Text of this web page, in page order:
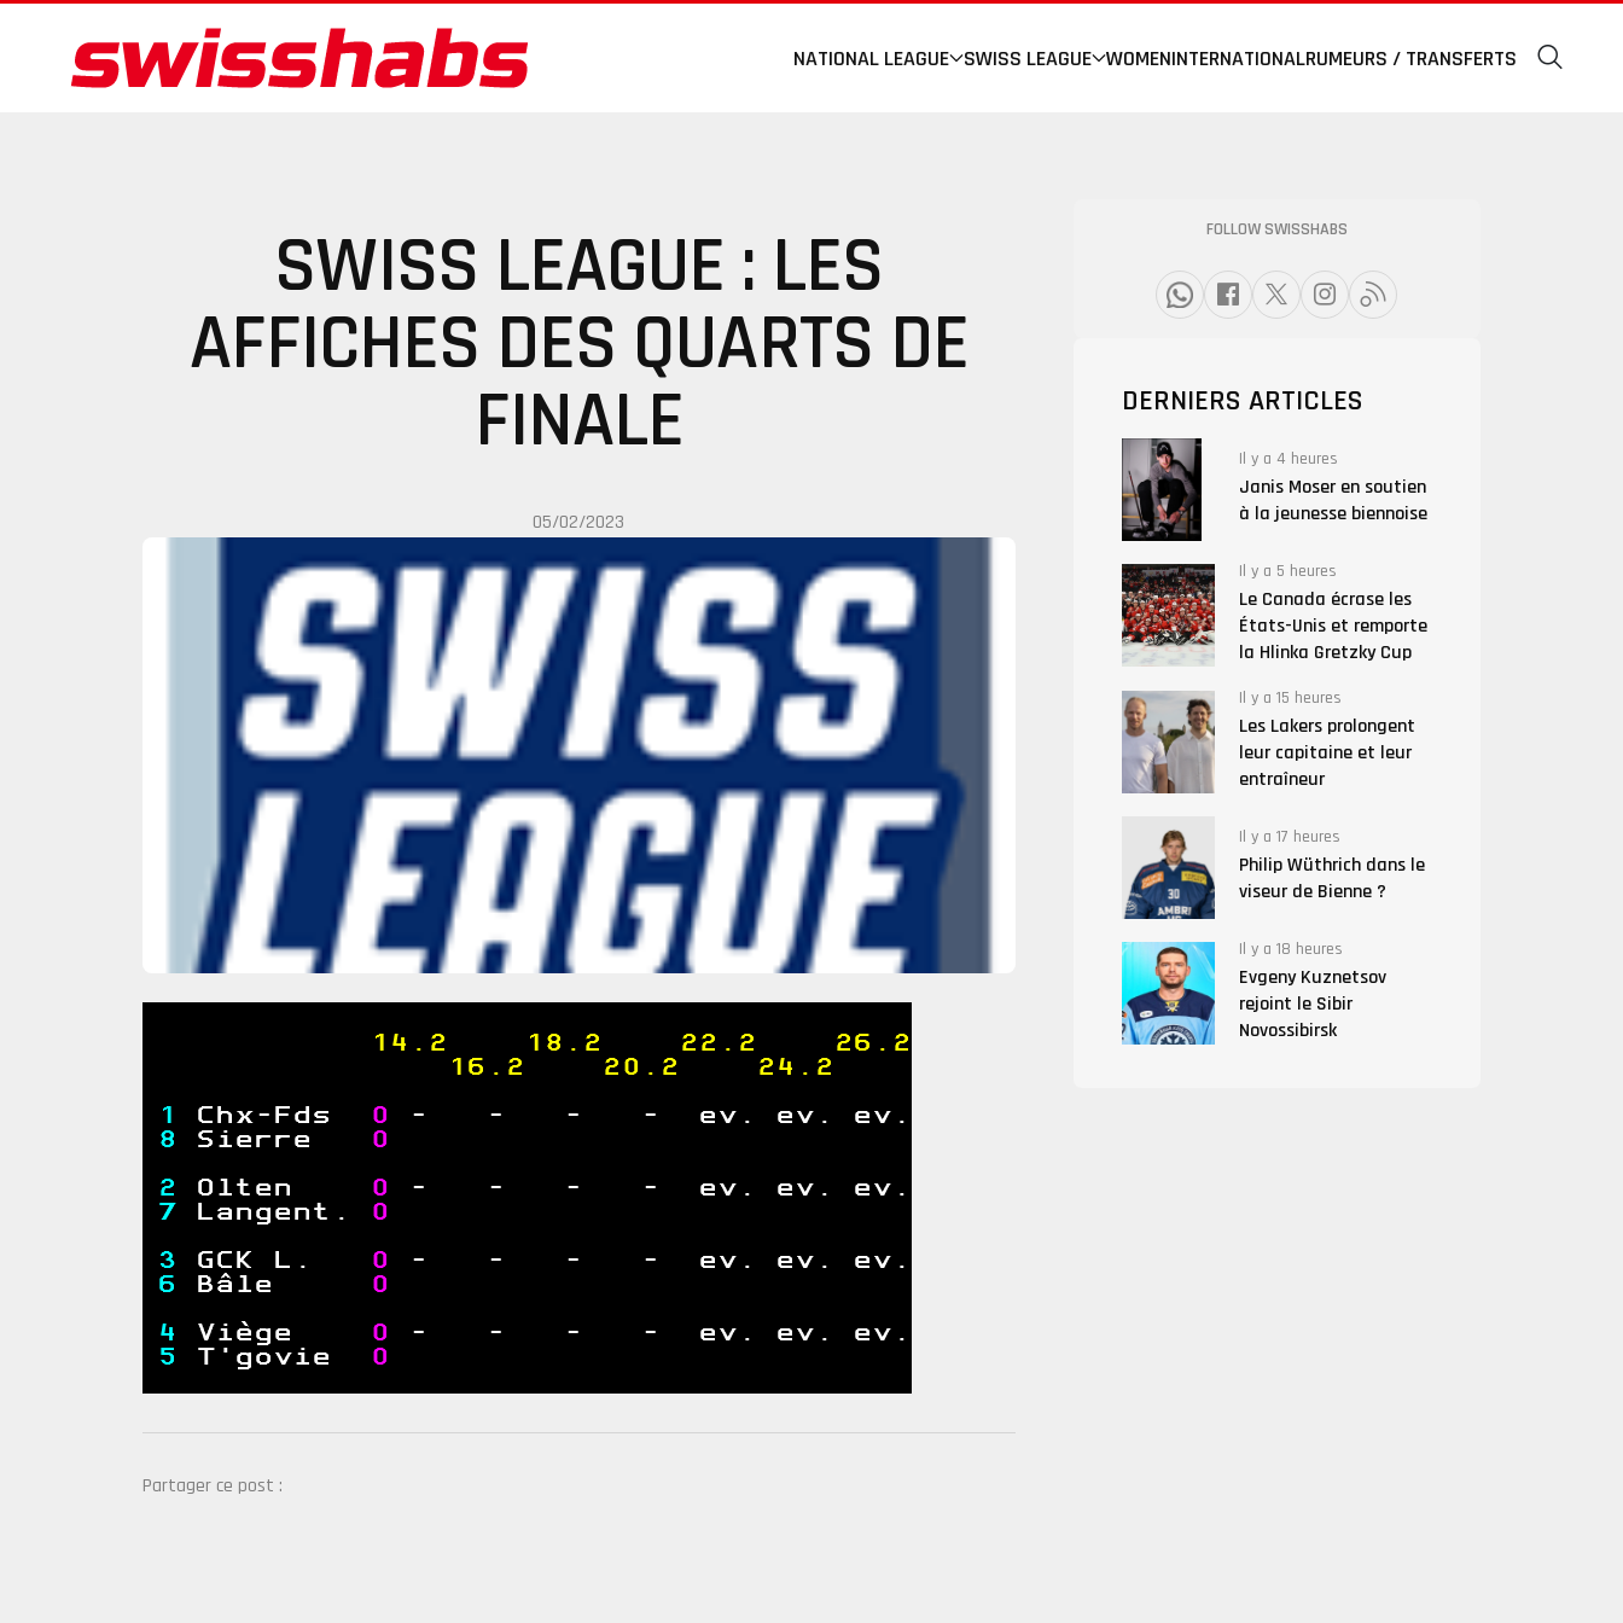
NATIONAL LEAGUE SWISS LEAGUE WOMENINTERNATIONALRUMEURS / TRANSFERTS
SWISS LEAGUE : LES
AFFICHES DES QUARTS DE
FINALE
05/02/2023
Partager ce post :
FOLLOW SWISSHABS
DERNIERS ARTICLES
Il y a 4 heures
Janis Moser en soutien
à la jeunesse biennoise
Il y a 5 heures
Le Canada écrase les
États-Unis et remporte
la Hlinka Gretzky Cup
Il y a 15 heures
Les Lakers prolongent
leur capitaine et leur
entraîneur
Il y a 17 heures
Philip Wüthrich dans le
viseur de Bienne ?
Il y a 18 heures
Evgeny Kuznetsov
rejoint le Sibir
Novossibirsk